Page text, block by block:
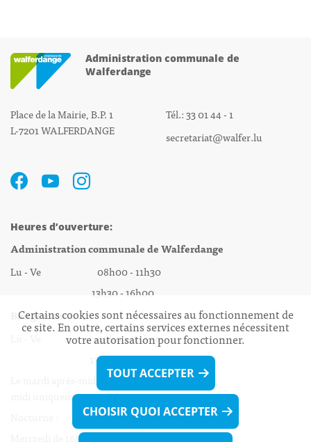
Administration communale de
Walferdange
Place de la Mairie, B.P. 1
L-7201 WALFERDANGE
Tél.: 33 01 44 - 1
secretariat@walfer.lu
Heures d’ouverture:
Administration communale de Walferdange
Lu - Ve 08h00 - 11h30
13h30 - 16h00
Biergercenter
Lu - Ve 08h00 - 11h30
13h30 - 16h00
Le mardi après-midi et le vendredi après-
midi uniquement sur Rdv.
Mercredi de 16h00 - 18h45 uniquement sur Rdv
Certains cookies sont nécessaires au fonctionnement de
ce site. En outre, certains services externes nécessitent
votre autorisation pour fonctionner.
TOUT ACCEPTER
CHOISIR QUOI ACCEPTER